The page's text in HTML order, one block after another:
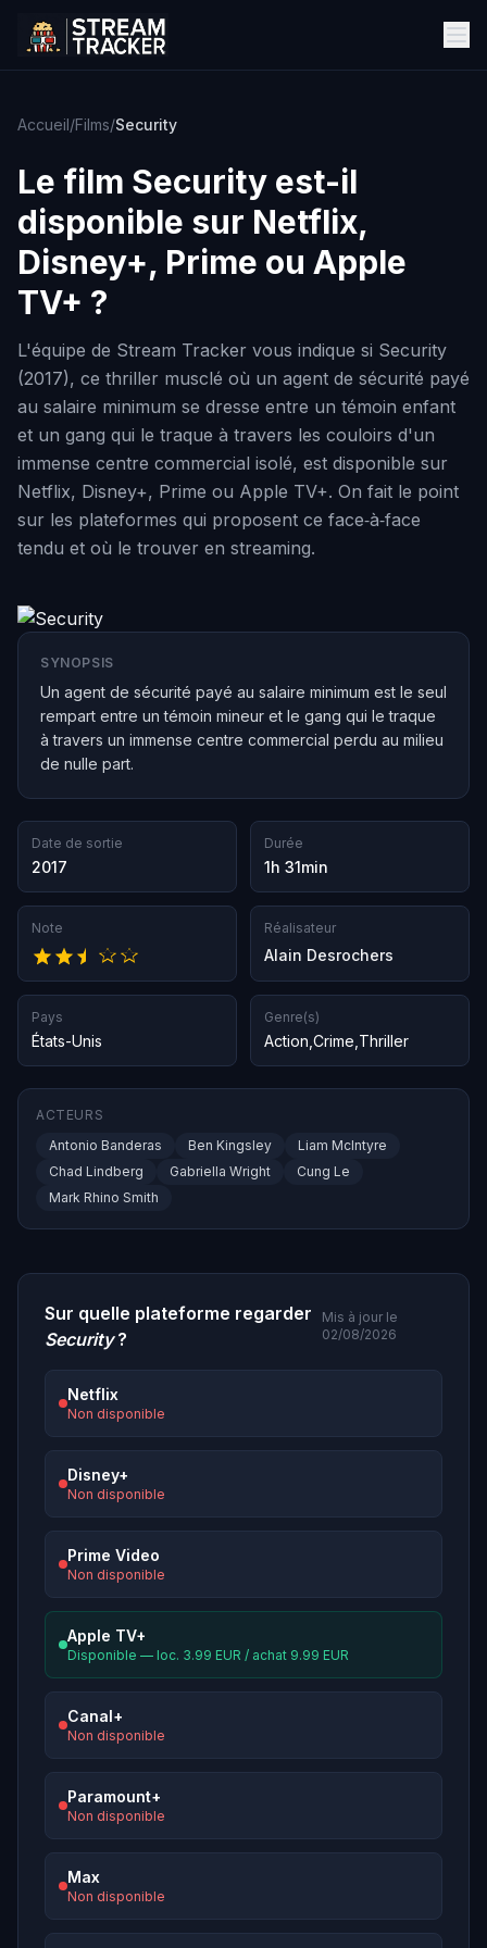
Accueil/Films/Security
Le film Security est-il
disponible sur Netflix,
Disney+, Prime ou Apple
TV+ ?
L'équipe de Stream Tracker vous indique si Security
(2017), ce thriller musclé où un agent de sécurité payé
au salaire minimum se dresse entre un témoin enfant
et un gang qui le traque à travers les couloirs d'un
immense centre commercial isolé, est disponible sur
Netflix, Disney+, Prime ou Apple TV+. On fait le point
sur les plateformes qui proposent ce face‑à‑face
tendu et où le trouver en streaming.
SYNOPSIS
Un agent de sécurité payé au salaire minimum est le seul
rempart entre un témoin mineur et le gang qui le traque
à travers un immense centre commercial perdu au milieu
de nulle part.
Date de sortie
2017
Durée
1h 31min
Note Réalisateur
Alain Desrochers
Pays
États-Unis
Genre(s)
Action Crime Thriller
ACTEURS
Antonio Banderas
Ben Kingsley
Liam McIntyre
Chad Lindberg
Gabriella Wright
Cung Le
Mark Rhino Smith
Sur quelle plateforme regarder
Security?
Mis à jour le
02/08/2026
Netflix
Non disponible
Disney+
Non disponible
Prime Video
Non disponible
Apple TV+
Disponible — loc. 3.99 EUR / achat 9.99 EUR
Canal+
Non disponible
Paramount+
Non disponible
Max
Non disponible